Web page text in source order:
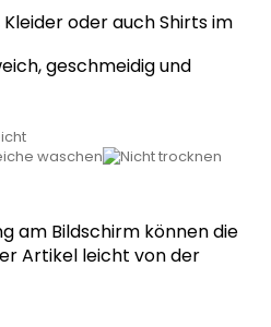
Kleider oder auch Shirts im
geschmeidig und
am Bildschirm können die
Artikel leicht von der